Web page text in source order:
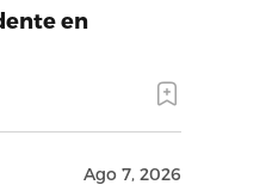
en
Ago 7, 2026